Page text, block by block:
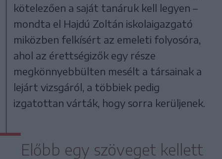
kötelezően a saját tanáruk kell legyen –
mondta el Hajdú Zoltán iskolaigazgató
miközben felkísért az emeleti folyosóra,
ahol az érettségizők egy része
megkönnyebbülten mesélt a társainak a
lejárt vizsgáról, a többiek pedig
izgatottan várták, hogy sorra kerüljenek.
Előbb egy szöveget kellett